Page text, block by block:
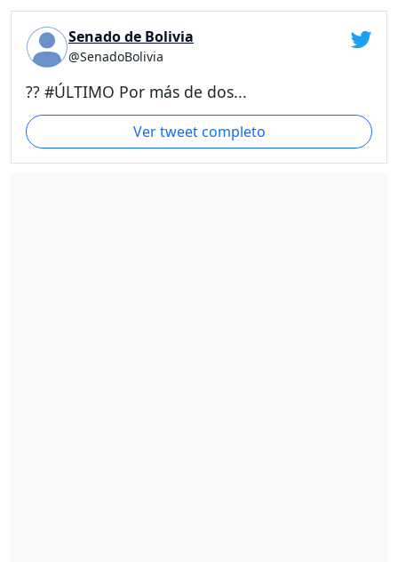
Senado de Bolivia
@SenadoBolivia
?? #ÚLTIMO Por más de dos...
Ver tweet completo